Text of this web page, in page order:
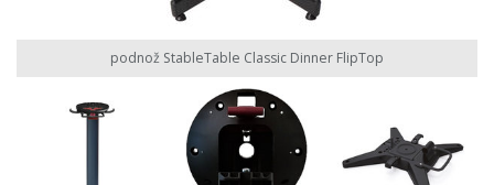
podnož StableTable Classic Dinner FlipTop